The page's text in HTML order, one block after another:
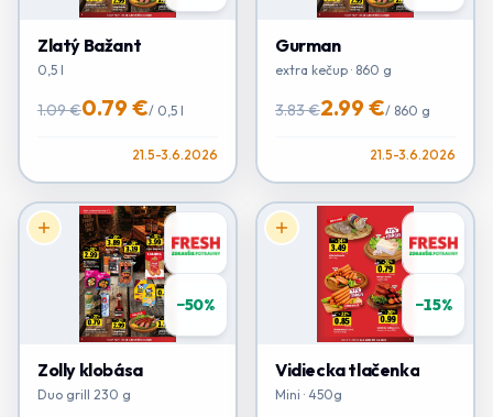
Zlatý Bažant
0,5 l
1.09 €0.79 €/ 0,5 l
21.5-3.6.2026
Gurman
extra kečup · 860 g
3.83 €2.99 €/ 860 g
21.5-3.6.2026
−50%
Zolly klobása
Duo grill 230 g
−15%
Vidiecka tlačenka
Mini · 450g